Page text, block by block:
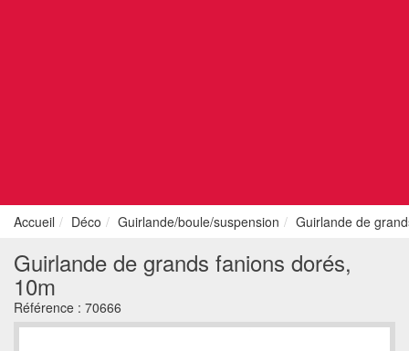
Accueil Déco Guirlande/boule/suspension Guirlande de
Guirlande de grands fanions dorés,
10m
Référence : 70666